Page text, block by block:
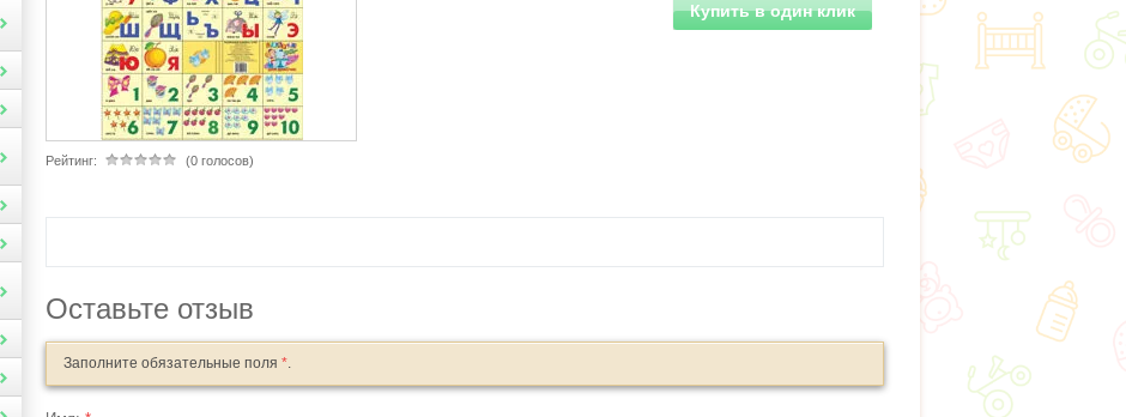
Рейтинг: (0 голосов)
Купить в один клик
Оставьте отзыв
Заполните обязательные поля *.